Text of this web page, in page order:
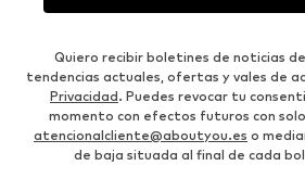
Quiero recibir boletines de noticias
tendencias actuales, ofertas y vales de
Privacidad. Puedes revocar tu
momento con efectos futuros con
atencionalcliente@aboutyou.es o
de baja situada al final de cada